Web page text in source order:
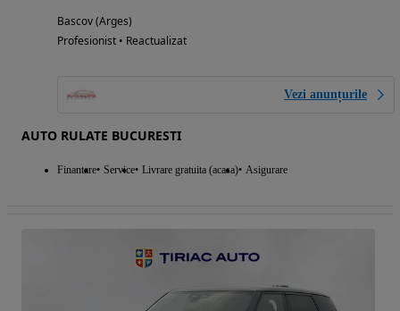
Bascov (Arges)
Profesionist • Reactualizat
Vezi anunțurile
AUTO RULATE BUCURESTI
Finantare Service Livrare gratuita (acasa) Asigurare